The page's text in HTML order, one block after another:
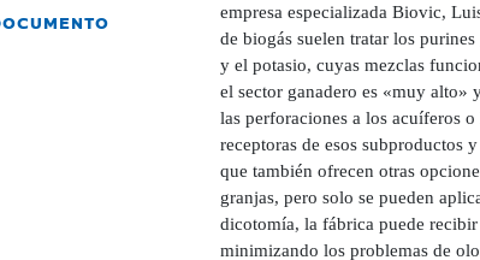
empresa especializada Biovic,
de biogás suelen tratar los
y el potasio, cuyas mezclas
el sector ganadero es «muy alto»
las perforaciones a los acuíferos
receptoras de esos subproductos
que también ofrecen otras
granjas, pero solo se pueden
dicotomía, la fábrica puede
minimizando los problemas de